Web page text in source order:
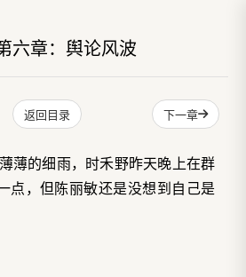
六章：舆论风波
返回目录 下一章
薄的细雨，时禾野昨天晚上在群
点，但陈丽敏还是没想到自己是